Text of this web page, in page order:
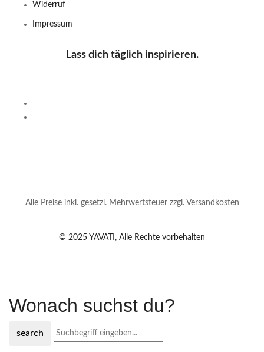
Widerruf
Impressum
Lass dich täglich inspirieren.
Alle Preise inkl. gesetzl. Mehrwertsteuer zzgl. Versandkosten
© 2025 YAVATI, Alle Rechte vorbehalten
Wonach suchst du?
search